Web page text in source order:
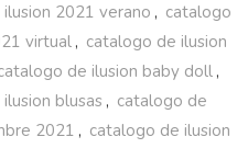
2021 verano , catalogo
virtual , catalogo de ilusion
de ilusion baby doll ,
blusas , catalogo de
2021 , catalogo de ilusion